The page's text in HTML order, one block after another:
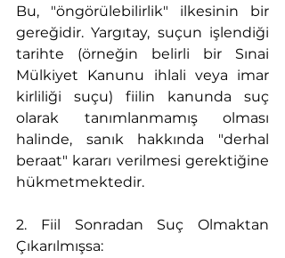
Bu, "öngörülebilirlik" ilkesinin bir
gereğidir. Yargıtay, suçun işlendiği
tarihte (örneğin belirli bir Sınai
Mülkiyet Kanunu ihlali veya imar
kirliliği suçu) fiilin kanunda suç
olarak tanımlanmamış olması
halinde, sanık hakkında "derhal
beraat" kararı verilmesi gerektiğine
hükmetmektedir.
2. Fiil Sonradan Suç Olmaktan
Çıkarılmışsa: